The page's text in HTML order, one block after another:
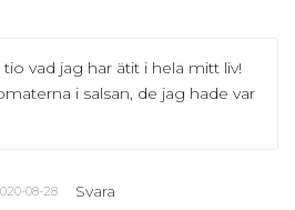
vad jag har ätit i hela mitt liv!
i salsan, de jag hade var
08-28 Svara